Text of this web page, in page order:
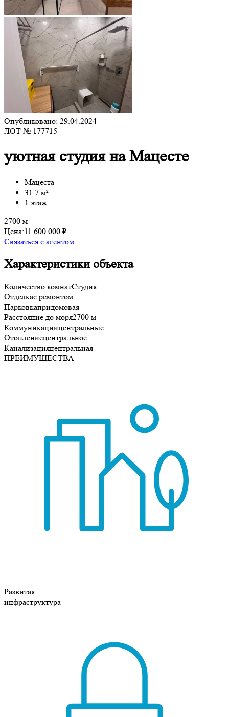
Опубликовано: 29.04.2024
ЛОТ № 177715
уютная студия на Мацесте
Мацеста
31.7 м²
1 этаж
2700 м
Цена:11 600 000 ₽
Связаться с агентом
Характеристики объекта
Количество комнатСтудия
Отделкас ремонтом
Парковкапридомовая
Расстояние до моря2700 м
Коммуникациицентральные
Отоплениецентральное
Канализацияцентральная
ПРЕИМУЩЕСТВА
Развитая
инфраструктура